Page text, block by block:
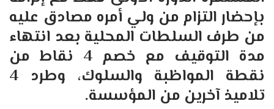
بإحضار التزام من ولي أمره مصادق عليه
من طرف السلطات المحلية بعد انتهاء
مدة التوقيف مع خصم 4 نقاط من
نقطة المواظبة والسلوك، وطرد 4
تلاميذ آخرين من المؤسسة.